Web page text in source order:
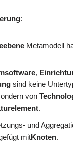
:
Metamodell
,
sind keine
von
.
und
mitKnoten.